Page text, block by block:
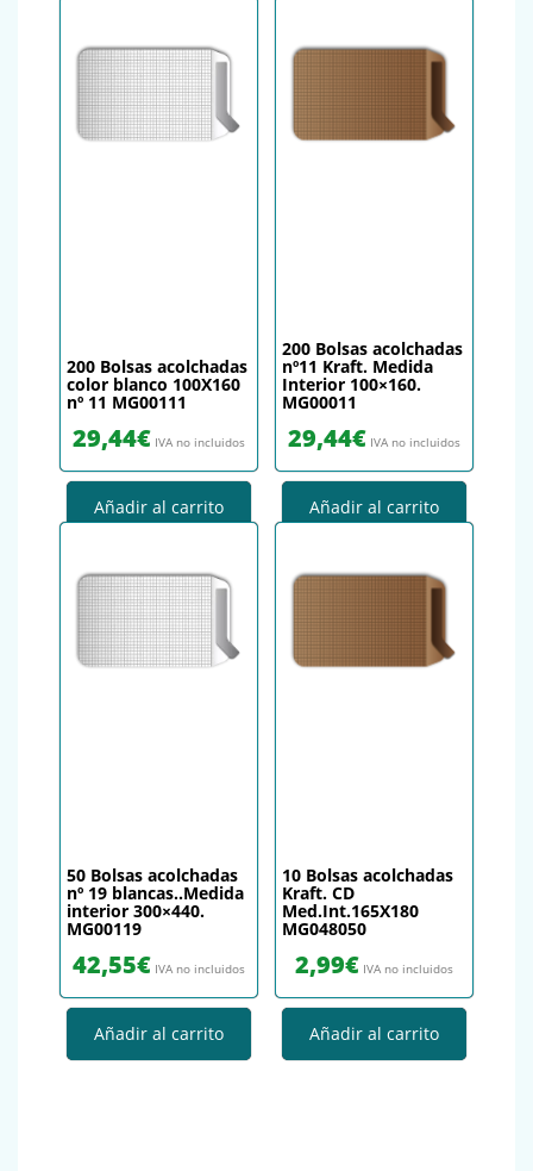
200 Bolsas acolchadas
color blanco 100X160
nº 11 MG00111
29,44€ IVA no incluidos
Añadir al carrito
200 Bolsas acolchadas
nº11 Kraft. Medida
Interior 100×160.
MG00011
29,44€ IVA no incluidos
Añadir al carrito
50 Bolsas acolchadas
nº 19 blancas..Medida
interior 300×440.
MG00119
42,55€ IVA no incluidos
Añadir al carrito
10 Bolsas acolchadas
Kraft. CD
Med.Int.165X180
MG048050
2,99€ IVA no incluidos
Añadir al carrito